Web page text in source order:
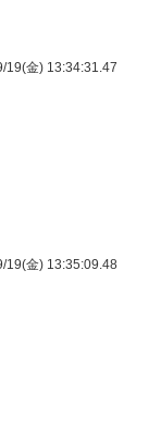
19(金) 13:34:31.47
19(金) 13:35:09.48